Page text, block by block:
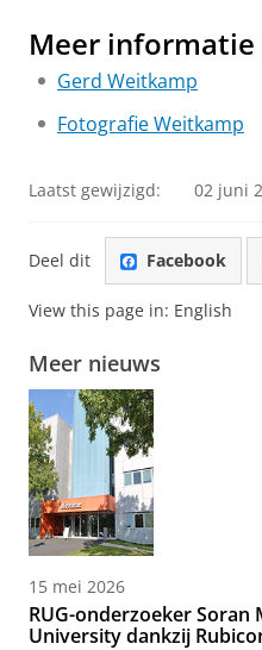
Meer informatie
Gerd Weitkamp
Fotografie Weitkamp
Laatst gewijzigd: 02 juni
Deel dit Facebook
View this page in: English
Meer nieuws
15 mei 2026
RUG-onderzoeker Soran
University dankzij